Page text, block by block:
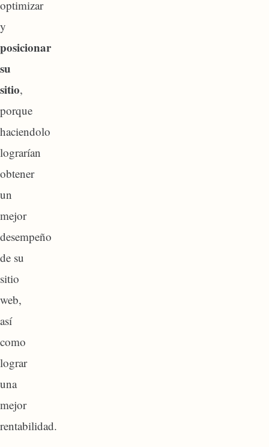
optimizar
y
posicionar
su
sitio,
porque
haciendolo
lograrían
obtener
un
mejor
desempeño
de su
sitio
web,
así
como
lograr
una
mejor
rentabilidad.